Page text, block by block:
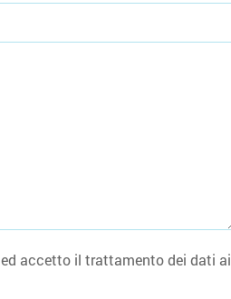
ed accetto il trattamento dei dati ai